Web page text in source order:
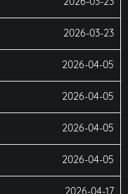
2026-03-23
2026-04-05
2026-04-05
2026-04-05
2026-04-05
2026-04-17